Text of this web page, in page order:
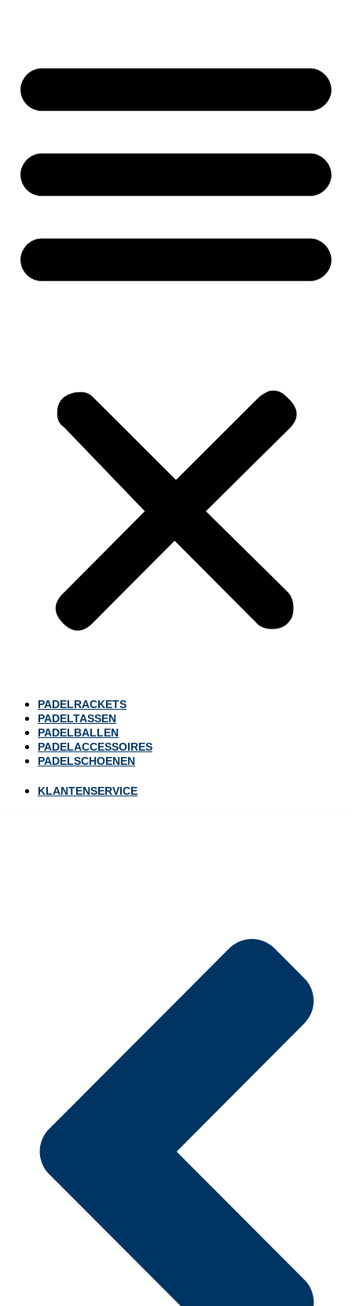
PADELRACKETS
PADELTASSEN
PADELBALLEN
PADELACCESSOIRES
PADELSCHOENEN
KLANTENSERVICE